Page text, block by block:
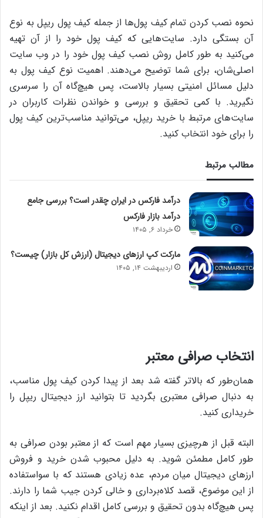
نحوه‌ نصب کردن تمام کیف پول‌ها از جمله کیف پول ریپل به نوع
آن بستگی دارد. سایت‌هایی که کیف پول خود را از آن تهیه
می‌کنید به طور کامل روش نصب کیف پول خود را در وب سایت
اصلی‌شان،‌ برای شما توضیح می‌دهند. اهمیت نوع کیف پول به
دلیل مسائل امنیتی بسیار بالاست، پس هیچ‌گاه آن را سرسری
نگیرید. با کمی تحقیق و بررسی و خواندن نظرات کاربران در
سایت‌های مرتبط با خرید ریپل، می‌توانید مناسب‌ترین کیف پول
را برای خود انتخاب کنید.
مطالب مرتبط
درآمد فارکس در ایران چقدر است؟ بررسی جامع
درآمد بازار فارکس
خرداد ۶, ۱۴۰۵
مارکت کپ ارزهای دیجیتال (ارزش کل بازار) چیست؟
اردیبهشت ۱۴, ۱۴۰۵
انتخاب صرافی معتبر
همان‌طور که بالاتر گفته شد بعد از پیدا کردن کیف پول مناسب،
به دنبال صرافی معتبری بگردید تا بتوانید ارز دیجیتال ریپل را
خریداری کنید.
البته قبل از هرچیزی بسیار مهم است که از معتبر بودن صرافی به
طور کامل مطمئن شوید. به دلیل محبوب شدن خرید و فروش
ارزهای دیجیتال میان مردم، عده‌ زیادی هستند که با سواستفاده
از این موضوع، قصد کلاه‌برداری و خالی کردن جیب شما را دارند.
پس هیچ‌گاه بدون تحقیق و بررسی کامل اقدام نکنید. بعد از اینکه